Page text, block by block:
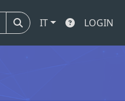
IT LOGIN